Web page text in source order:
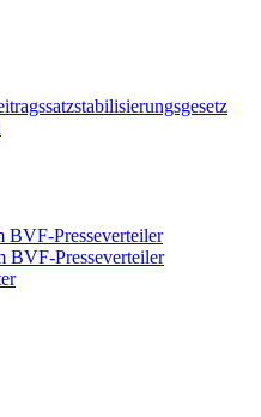
BVF-Presseverteiler
BVF-Presseverteiler